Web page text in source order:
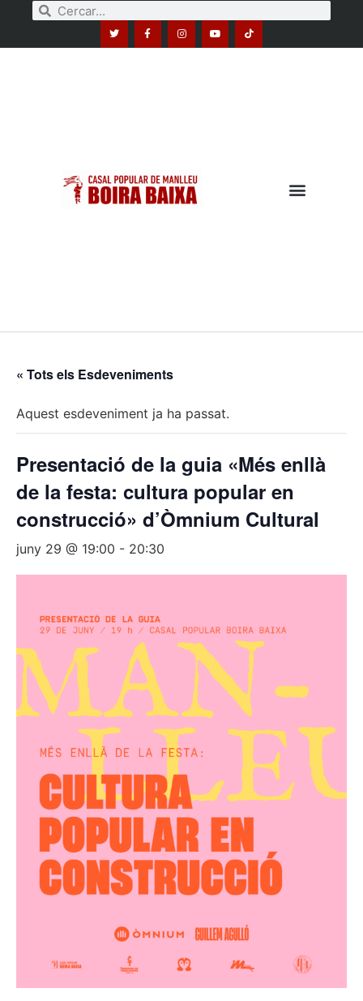
« Tots els Esdeveniments
Aquest esdeveniment ja ha passat.
Presentació de la guia «Més enllà
de la festa: cultura popular en
construcció» d’Òmnium Cultural
juny 29 @ 19:00 - 20:30